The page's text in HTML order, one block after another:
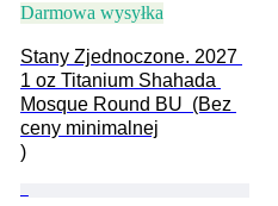
Darmowa wysyłka
Stany Zjednoczone. 2027
1 oz Titanium Shahada
Mosque Round BU  (Bez
ceny minimalnej
)